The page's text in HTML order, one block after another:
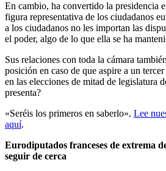
En cambio, ha convertido la presidencia
figura representativa de los ciudadanos
a los ciudadanos no les importan las
el poder, algo de lo que ella se ha
Sus relaciones con toda la cámara
posición en caso de que aspire a un
en las elecciones de mitad de legislatura
presenta?
«Seréis los primeros en saberlo». Lee
aquí.
Eurodiputados franceses de extrema
seguir de cerca